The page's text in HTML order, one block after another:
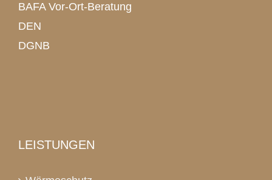
BAFA Vor-Ort-Beratung
DEN
DGNB
LEISTUNGEN